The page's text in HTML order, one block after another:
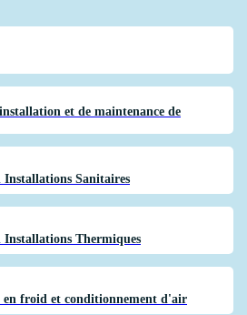
et de maintenance de
Sanitaires
Thermiques
froid et conditionnement d'air